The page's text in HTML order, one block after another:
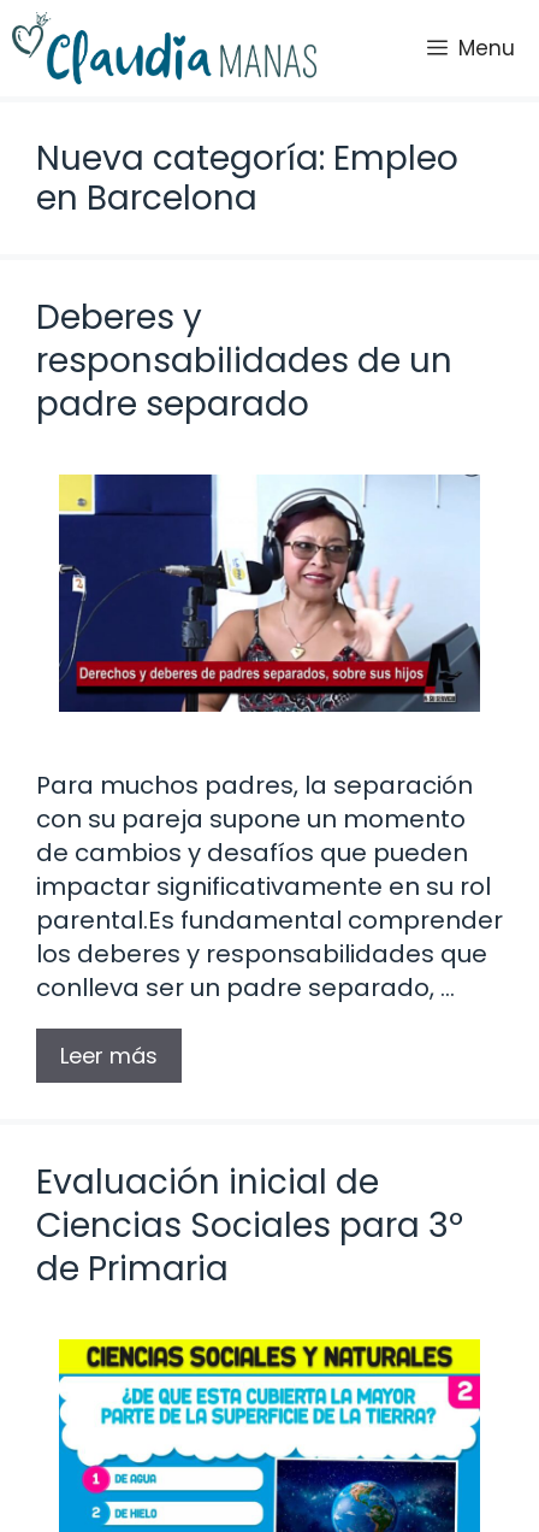
Saltar
al
contenido
Menu
Nueva categoría: Empleo
en Barcelona
Deberes y
responsabilidades de un
padre separado
Para muchos padres, la separación
con su pareja supone un momento
de cambios y desafíos que pueden
impactar significativamente en su rol
parental.Es fundamental comprender
los deberes y responsabilidades que
conlleva ser un padre separado, …
Leer más
Evaluación inicial de
Ciencias Sociales para 3º
de Primaria